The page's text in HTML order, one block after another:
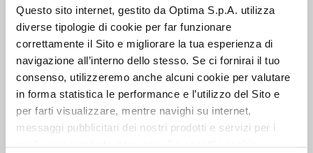
Questo sito internet, gestito da Optima S.p.A. utilizza
diverse tipologie di cookie per far funzionare
correttamente il Sito e migliorare la tua esperienza di
navigazione all’interno dello stesso. Se ci fornirai il tuo
consenso, utilizzeremo anche alcuni cookie per valutare
in forma statistica le performance e l’utilizzo del Sito e
per farti visualizzare, mentre navighi su internet,
messaggi pubblicitari dei nostri prodotti e servizi per i
DATA SHEET
SEE ALSO